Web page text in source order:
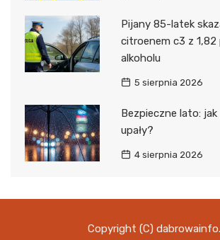
Pijany 85-latek
citroenem c3 z 1,82
alkoholu
5 sierpnia 2026
Bezpieczne lato:
upały?
4 sierpnia 2026
Copyright (C)